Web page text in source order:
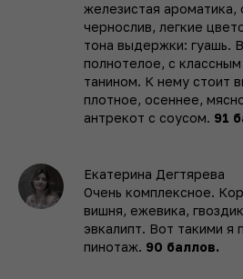
железистая
чернослив, легкие
тона выдержки: гуашь.
полнотелое, с
танином. К нему стоит
плотное, осеннее,
антрекот с соусом. 91
Екатерина Дегтярева
Очень комплексное.
вишня, ежевика,
эвкалипт. Вот такими я
пинотаж. 90 баллов.